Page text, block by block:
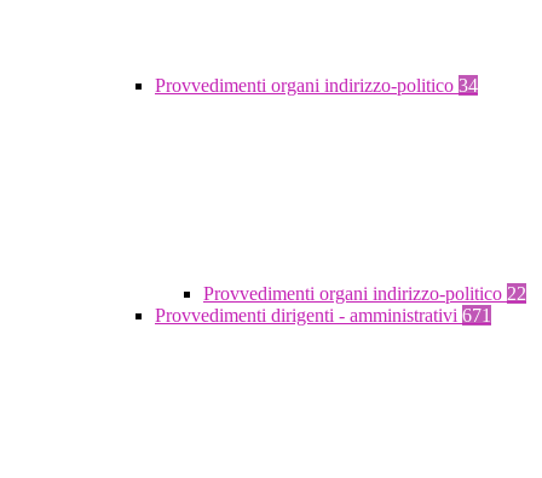
Provvedimenti organi indirizzo-politico 34
Provvedimenti organi indirizzo-politico 22
Provvedimenti dirigenti - amministrativi 671